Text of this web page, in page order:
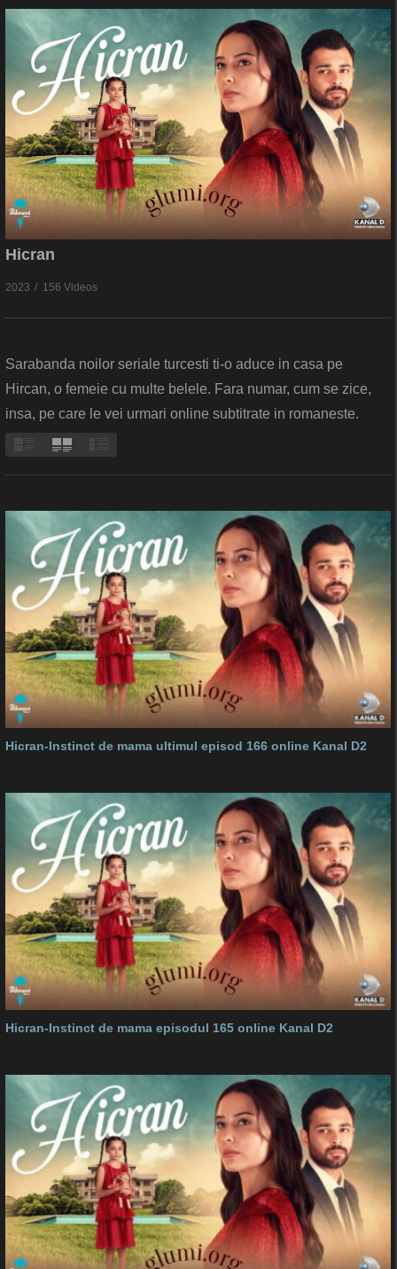
Hicran
2023 156 Videos
Sarabanda noilor seriale turcesti ti-o aduce in casa pe
Hircan, o femeie cu multe belele. Fara numar, cum se zice,
insa, pe care le vei urmari online subtitrate in romaneste.
Hicran-Instinct de mama ultimul episod 166 online Kanal D2
Hicran-Instinct de mama episodul 165 online Kanal D2